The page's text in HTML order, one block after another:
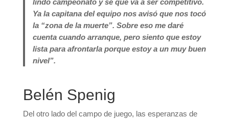
lindo campeonato y sé que va a ser competitivo.
Ya la capitana del equipo nos avisó que nos tocó
la “zona de la muerte”. Sobre eso me daré
cuenta cuando arranque, pero siento que estoy
lista para afrontarla porque estoy a un muy buen
nivel”.
Belén Spenig
Del otro lado del campo de juego, las esperanzas de